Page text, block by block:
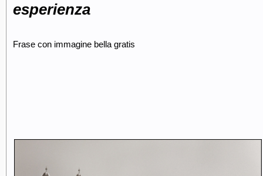
esperienza
Frase con immagine bella gratis